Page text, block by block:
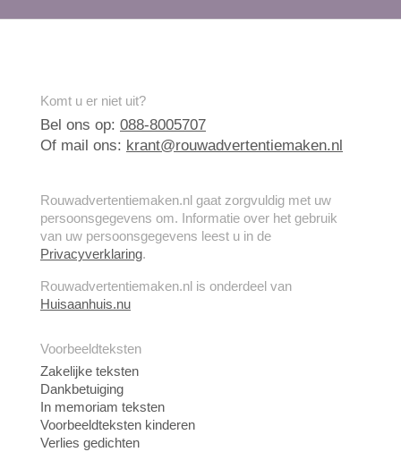
Komt u er niet uit?
Bel ons op: 088-8005707
Of mail ons: krant@rouwadvertentiemaken.nl
Rouwadvertentiemaken.nl gaat zorgvuldig met uw
persoonsgegevens om. Informatie over het gebruik
van uw persoonsgegevens leest u in de
Privacyverklaring.
Rouwadvertentiemaken.nl is onderdeel van
Huisaanhuis.nu
Voorbeeldteksten
Zakelijke teksten
Dankbetuiging
In memoriam teksten
Voorbeeldteksten kinderen
Verlies gedichten